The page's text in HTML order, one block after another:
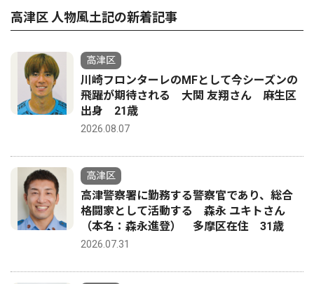
高津区 人物風土記の新着記事
高津区
川崎フロンターレのMFとして今シーズンの
飛躍が期待される 大関 友翔さん 麻生区
出身 21歳
2026.08.07
高津区
高津警察署に勤務する警察官であり、総合
格闘家として活動する 森永 ユキトさん
（本名：森永進登） 多摩区在住 31歳
2026.07.31